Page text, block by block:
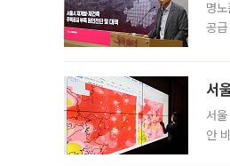
명
공
서
서
안